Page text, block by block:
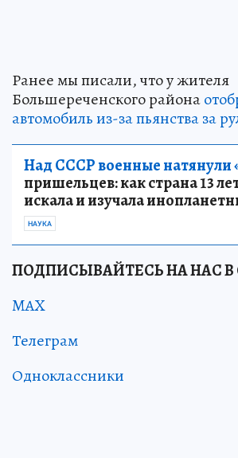
Ранее мы писали, что у жителя
Большереченского района
автомобиль из-за пьянства за
Над СССР военные натянули
пришельцев: как страна 13
искала и изучала
НАУКА
ПОДПИСЫВАЙТЕСЬ НА НАС В
MAX
Телеграм
Одноклассники